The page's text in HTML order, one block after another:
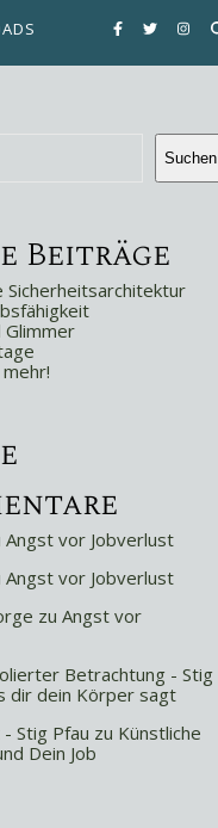
Suchen
Beiträge
Sicherheitsarchitektur
Glimmer
Angst vor Jobverlust
Angst vor Jobverlust
zu Angst vor
Betrachtung - Stig
dir dein Körper sagt
Stig Pfau zu Künstliche
Dein Job